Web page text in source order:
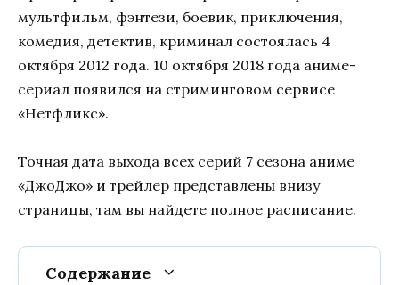
мультфильм, фэнтези, боевик, приключения,
комедия, детектив, криминал состоялась 4
октября 2012 года. 10 октября 2018 года аниме-
сериал появился на стриминговом сервисе
«Нетфликс».
Точная дата выхода всех серий 7 сезона аниме
«ДжоДжо» и трейлер представлены внизу
страницы, там вы найдете полное расписание.
Содержание